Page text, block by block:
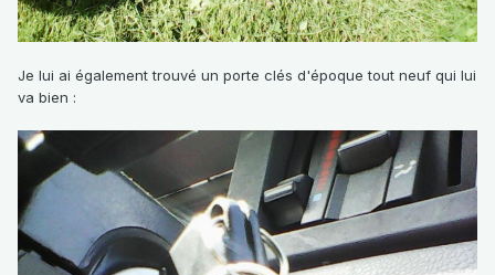
Je lui ai également trouvé un porte clés d'époque tout neuf qui lui
va bien :